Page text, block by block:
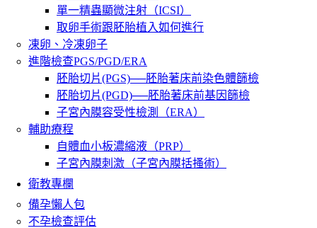
單一精蟲顯微注射（ICSI）
取卵手術跟胚胎植入如何進行
凍卵、冷凍卵子
進階檢查PGS/PGD/ERA
胚胎切片(PGS)──胚胎著床前染色體篩檢
胚胎切片(PGD)──胚胎著床前基因篩檢
子宮內膜容受性檢測（ERA）
輔助療程
自體血小板濃縮液（PRP）
子宮內膜刺激（子宮內膜括搔術）
衛教專欄
備孕懶人包
不孕檢查評估